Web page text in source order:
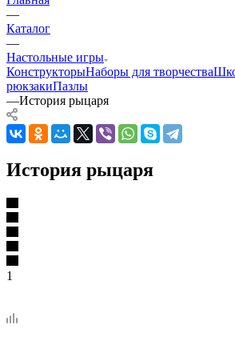
—
Каталог
—
Настольные игры
КонструкторыНаборы для творчества
рюкзакиПазлы
—История рыцаря
История рыцаря
1